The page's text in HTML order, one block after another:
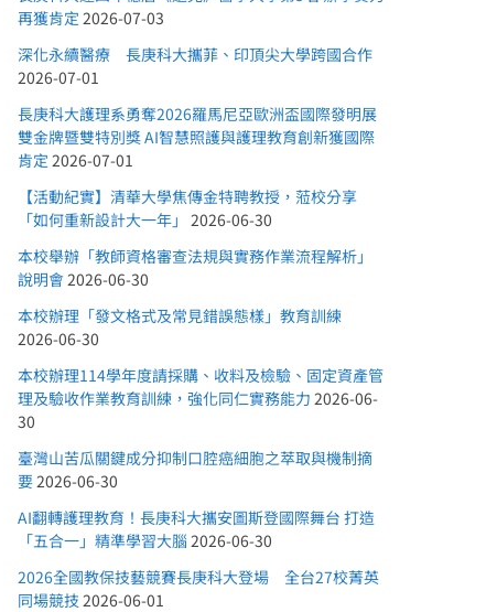
再獲肯定 2026-07-03
深化永續醫療 長庚科大攜菲、印頂尖大學跨國合作
2026-07-01
長庚科大護理系勇奪2026羅馬尼亞歐洲盃國際發明展
雙金牌暨雙特別獎 AI智慧照護與護理教育創新獲國際
肯定 2026-07-01
【活動紀實】清華大學焦傳金特聘教授，蒞校分享
「如何重新設計大一年」 2026-06-30
本校舉辦「教師資格審查法規與實務作業流程解析」
說明會2026-06-30
本校辦理「發文格式及常見錯誤態樣」教育訓練
2026-06-30
本校辦理114學年度請採購、收料及檢驗、固定資產管
理及驗收作業教育訓練，強化同仁實務能力 2026-06-
30
臺灣山苦瓜關鍵成分抑制口腔癌細胞之萃取與機制摘
要2026-06-30
AI翻轉護理教育！長庚科大攜安圖斯登國際舞台 打造
「五合一」精準學習大腦 2026-06-30
2026全國教保技藝競賽長庚科大登場 全台27校菁英
同場競技 2026-06-01